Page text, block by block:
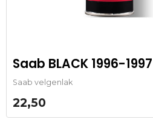
Saab BLACK 1996-
Saab velgenlak
22,50